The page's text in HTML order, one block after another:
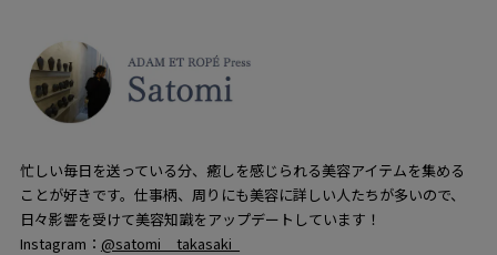
忙しい毎日を送っている分、癒しを感じられる美容アイテムを集める
ことが好きです。仕事柄、周りにも美容に詳しい人たちが多いので、
日々影響を受けて美容知識をアップデートしています！
Instagram： @satomi__takasaki_